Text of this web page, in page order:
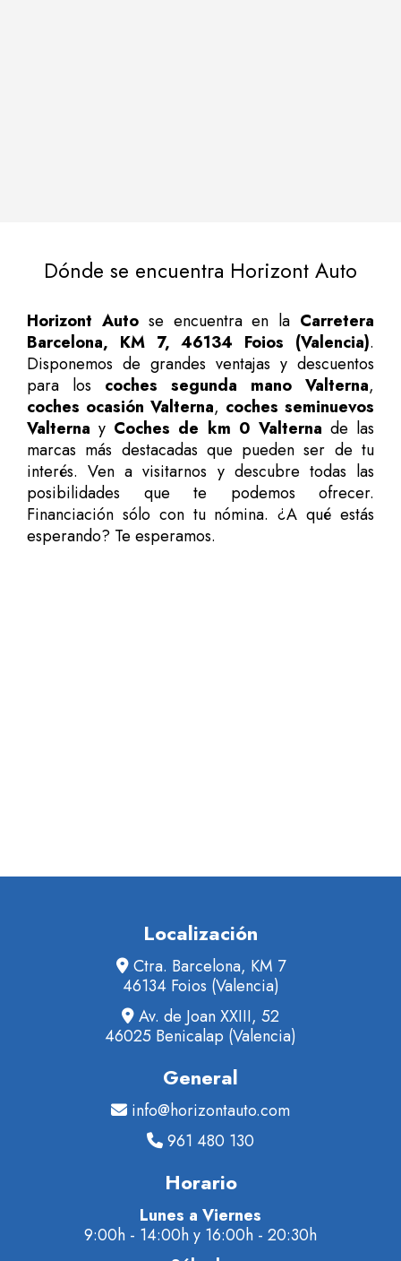
Dónde se encuentra Horizont Auto
Horizont Autose encuentra en la Carretera
Barcelona, KM 7, 46134 Foios (Valencia).
Disponemos de grandes ventajas y descuentos
para los coches segunda mano Valterna,
coches ocasión Valterna, coches seminuevos
Valterna y Coches de km 0 Valterna de las
marcas más destacadas que pueden ser de tu
interés. Ven a visitarnos y descubre todas las
posibilidades que te podemos ofrecer.
Financiación sólo con tu nómina. ¿A qué estás
esperando? Te esperamos.
Localización
Ctra. Barcelona, KM 7
46134 Foios (Valencia)
Av. de Joan XXIII, 52
46025 Benicalap (Valencia)
General
info@horizontauto.com
961 480 130
Horario
Lunes a Viernes
9:00h - 14:00h y 16:00h - 20:30h